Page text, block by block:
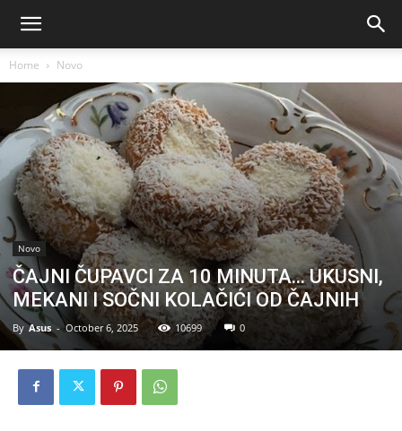
Home Novo
Novo
ČAJNI ČUPAVCI ZA 10 MINUTA… UKUSNI,
MEKANI I SOČNI KOLAČIĆI OD ČAJNIH
By Asus - October 6, 2025 10699 0